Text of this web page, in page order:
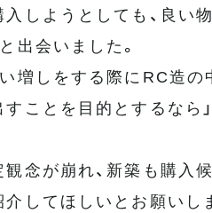
しようとしても、良い
出会いました。
増しをする際にRC造
ことを目的とするなら
念が崩れ、新築も購入
してほしいとお願いし